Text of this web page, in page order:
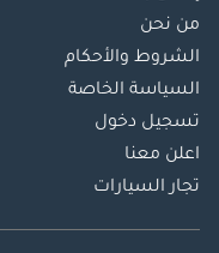
من نحن
الشروط والأحكام
السياسة الخاصة
تسجيل دخول
اعلن معنا
تجار السيارات